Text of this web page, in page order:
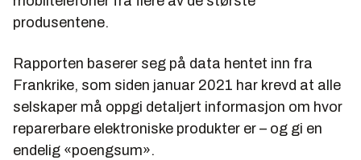
produsentene.
Rapporten baserer seg på data hentet inn fra
Frankrike, som siden januar 2021 har krevd at alle
selskaper må oppgi detaljert informasjon om hvor
reparerbare elektroniske produkter er – og gi en
endelig «poengsum».